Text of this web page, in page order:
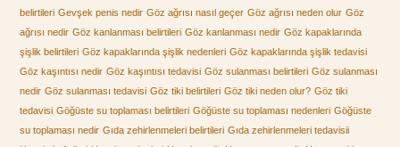
belirtileri Gevşek penis nedir Göz ağrısı nasıl geçer Göz ağrısı neden olur Göz
ağrısı nedir Göz kanlanması belirtileri Göz kanlanması nedir Göz kapaklarında
şişlik belirtileri Göz kapaklarında şişlik nedenleri Göz kapaklarında şişlik tedavisi
Göz kaşıntısı nedir Göz kaşıntısı tedavisi Göz sulanması belirtileri Göz sulanması
nedir Göz sulanması tedavisi Göz tiki belirtileri Göz tiki neden olur? Göz tiki
tedavisi Göğüste su toplaması belirtileri Göğüste su toplaması nedenleri Göğüste
su toplaması nedir Gıda zehirlenmeleri belirtileri Gıda zehirlenmeleri tedavisii